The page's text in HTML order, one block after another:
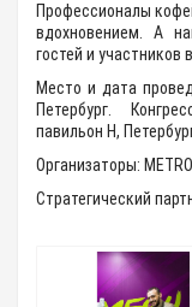
Профессионалы
вдохновением. А
гостей и
Место и дата
Петербург.
павильон Н,
Организаторы:
Стратегический